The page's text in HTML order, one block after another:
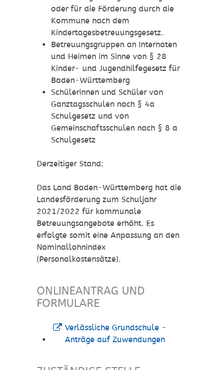
oder für die Förderung durch die
Kommune nach dem
Kindertagesbetreuungsgesetz.
Betreuungsgruppen an Internaten
und Heimen im Sinne von § 28
Kinder- und Jugendhilfegesetz für
Baden-Württemberg
Schülerinnen und Schüler von
Ganztagsschulen nach § 4a
Schulgesetz und von
Gemeinschaftsschulen nach § 8 a
Schulgesetz
Derzeitiger Stand:
Das Land Baden-Württemberg hat die
Landesförderung zum Schuljahr
2021/2022 für kommunale
Betreuungsangebote erhöht. Es
erfolgte somit eine Anpassung an den
Nominallohnindex
(Personalkostensätze).
ONLINEANTRAG UND
FORMULARE
Verlässliche Grundschule -
Anträge auf Zuwendungen